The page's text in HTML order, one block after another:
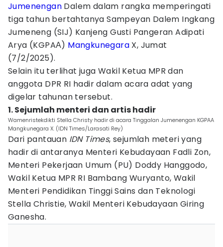
Jumenengan Dalem dalam rangka memperingati
tiga tahun bertahtanya Sampeyan Dalem Ingkang
Jumeneng (SIJ) Kanjeng Gusti Pangeran Adipati
Arya (KGPAΑ) Mangkunegara X, Jumat
(7/2/2025).
Selain itu terlihat juga Wakil Ketua MPR dan
anggota DPR RI hadir dalam acara adat yang
digelar tahunan tersebut.
1. Sejumlah menteri dan artis hadir
Wamenristekdikti Stella Christy hadir di acara Tinggalan Jumenengan KGPAA
Mangkunegara X. (IDN Times/Larasati Rey)
Dari pantauan IDN Times, sejumlah meteri yang
hadir di antaranya Menteri Kebudayaan Fadli Zon,
Menteri Pekerjaan Umum (PU) Doddy Hanggodo,
Wakil Ketua MPR RI Bambang Wuryanto, Wakil
Menteri Pendidikan Tinggi Sains dan Teknologi
Stella Christie, Wakil Menteri Kebudayaan Giring
Ganesha.